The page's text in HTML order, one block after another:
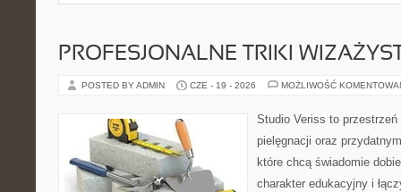
PROFESJONALNE TRIKI
POSTED BY ADMIN CZE - 19 - 2026 MOŻLIWOŚĆ
Studio Veriss to
pielęgnacji oraz
które chcą świadomie
charakter edukacyjny i